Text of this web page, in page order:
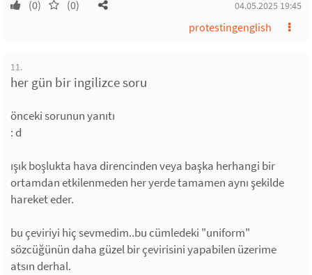
(0) (0) 04.05.2025 19:45
protestingenglish
11.
her gün bir ingilizce soru
önceki sorunun yanıtı
: d
ışık boşlukta hava direncinden veya başka herhangi bir
ortamdan etkilenmeden her yerde tamamen aynı şekilde
hareket eder.
bu çeviriyi hiç sevmedim..bu cümledeki "uniform"
sözcüğünün daha güzel bir çevirisini yapabilen üzerime
atsın derhal.